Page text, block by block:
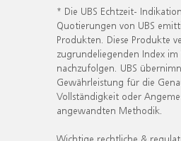
* Die UBS Echtzeit-
Quotierungen von UBS
Produkten. Diese Produkte
zugrundeliegenden Index im
nachzufolgen. UBS
Gewährleistung für die
Vollständigkeit oder
angewandten Methodik.